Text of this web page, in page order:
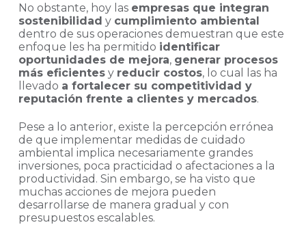
No obstante, hoy las empresas que integran
sostenibilidad y cumplimiento ambiental
dentro de sus operaciones demuestran que este
enfoque les ha permitido identificar
oportunidades de mejora, generar procesos
más eficientes y reducir costos, lo cual las ha
llevado a fortalecer su competitividad y
reputación frente a clientes y mercados.
Pese a lo anterior, existe la percepción errónea
de que implementar medidas de cuidado
ambiental implica necesariamente grandes
inversiones, poca practicidad o afectaciones a la
productividad. Sin embargo, se ha visto que
muchas acciones de mejora pueden
desarrollarse de manera gradual y con
presupuestos escalables.